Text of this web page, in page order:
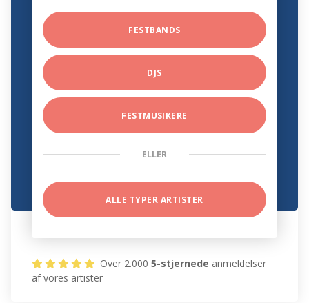
FESTBANDS
DJS
FESTMUSIKERE
ELLER
ALLE TYPER ARTISTER
Over 2.0005-stjernede anmeldelser
af vores artister